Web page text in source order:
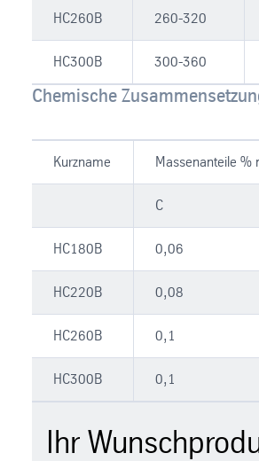
HC260B 260-320
HC300B 300-360
Chemische
Kurzname Massenanteile %
C
HC180B 0,06
HC220B 0,08
HC260B 0,1
HC300B 0,1
Ihr